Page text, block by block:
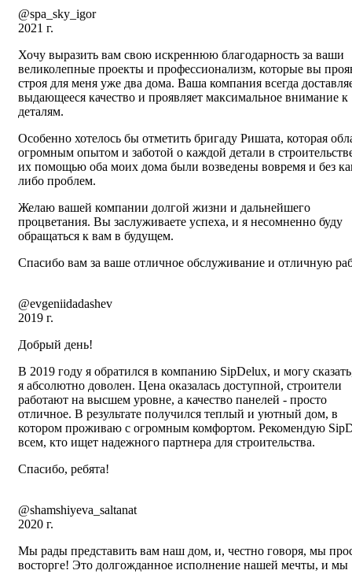
@spa_sky_igor
2021 г.
Хочу выразить вам свою искреннюю благодарность за ваши
великолепные проекты и профессионализм, которые вы
строя для меня уже два дома. Ваша компания всегда
выдающееся качество и проявляет максимальное внимание к
деталям.
Особенно хотелось бы отметить бригаду Ришата, которая
огромным опытом и заботой о каждой детали в
их помощью оба моих дома были возведены вовремя и без
либо проблем.
Желаю вашей компании долгой жизни и дальнейшего
процветания. Вы заслуживаете успеха, и я несомненно буду
обращаться к вам в будущем.
Спасибо вам за ваше отличное обслуживание и отличную
@evgeniidadashev
2019 г.
Добрый день!
В 2019 году я обратился в компанию SipDelux, и могу
я абсолютно доволен. Цена оказалась доступной, строители
работают на высшем уровне, а качество панелей - просто
отличное. В результате получился теплый и уютный дом, в
котором проживаю с огромным комфортом. Рекомендую
всем, кто ищет надежного партнера для строительства.
Спасибо, ребята!
@shamshiyeva_saltanat
2020 г.
Мы рады представить вам наш дом, и, честно говоря, мы
восторге! Это долгожданное исполнение нашей мечты, и мы